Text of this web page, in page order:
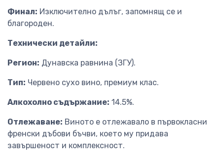
Финал: Изключително дълъг, запомнящ се и
благороден.
Технически детайли:
Регион: Дунавска равнина (ЗГУ).
Тип: Червено сухо вино, премиум клас.
Алкохолно съдържание: 14.5%.
Отлежаване: Виното е отлежавало в първокласни
френски дъбови бъчви, което му придава
завършеност и комплексност.